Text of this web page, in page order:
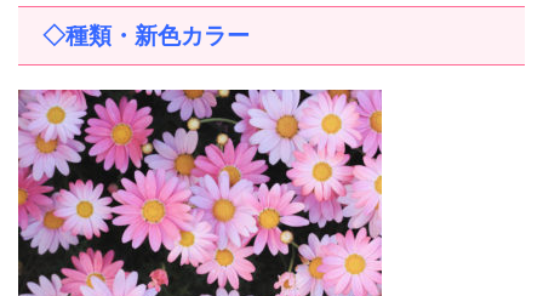
◇種類・新色カラー